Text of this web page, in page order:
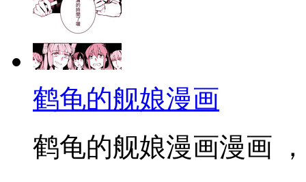
鹤龟的舰娘漫画
鹤龟的舰娘漫画漫画